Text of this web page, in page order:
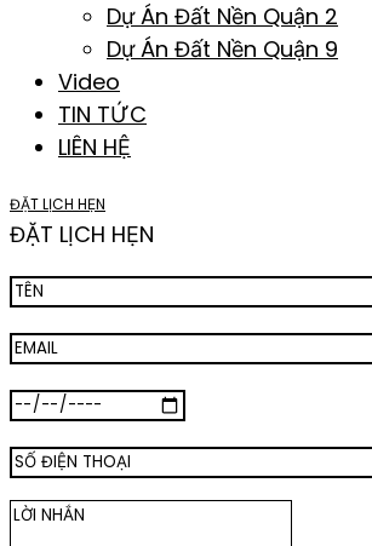
Dự Án Đất Nền Quận 2
Dự Án Đất Nền Quận 9
Video
TIN TỨC
LIÊN HỆ
ĐẶT LỊCH HẸN
ĐẶT LỊCH HẸN